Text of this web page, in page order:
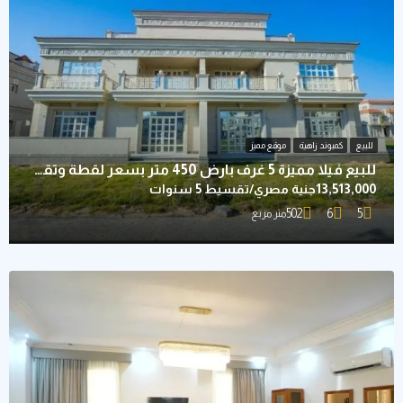
للبيع فيلا مميزة 5 غرف بارض 450 متر بسعر لقطة وتقسيط 5 سنوات
6
502متر مربع
مصري/تقسيط 5 سنوات
كمبوند زاهية موقع مميز